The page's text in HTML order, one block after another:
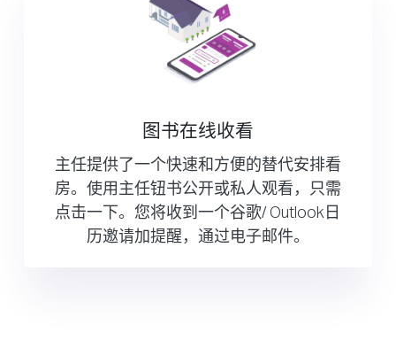
图书在线收看
主任提供了一个快速和方便的替代安排看
房。使用主任钮书公开或私人观看，只需
点击一下。您将收到一个谷歌/ Outlook日
历邀请加提醒，通过电子邮件。